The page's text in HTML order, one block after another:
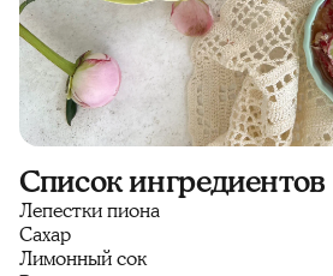
Список ингредиентов
Лепестки пиона
Сахар
Лимонный сок